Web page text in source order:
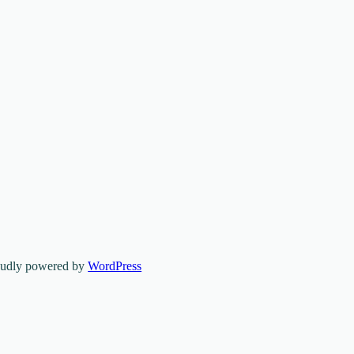
powered byWordPress